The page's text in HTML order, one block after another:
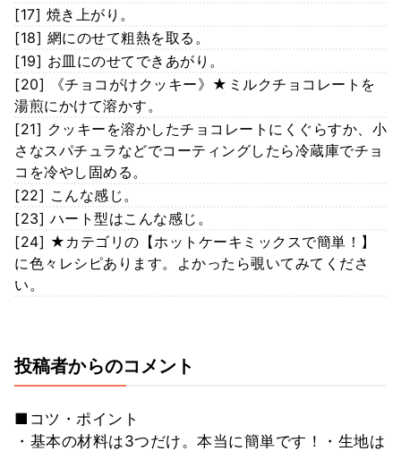
[17] 焼き上がり。
[18] 網にのせて粗熱を取る。
[19] お皿にのせてできあがり。
[20] 《チョコがけクッキー》★ミルクチョコレートを
湯煎にかけて溶かす。
[21] クッキーを溶かしたチョコレートにくぐらすか、小
さなスパチュラなどでコーティングしたら冷蔵庫でチョ
コを冷やし固める。
[22] こんな感じ。
[23] ハート型はこんな感じ。
[24] ★カテゴリの【ホットケーキミックスで簡単！】
に色々レシピあります。よかったら覗いてみてくださ
い。
投稿者からのコメント
■コツ・ポイント
・基本の材料は3つだけ。本当に簡単です！・生地は